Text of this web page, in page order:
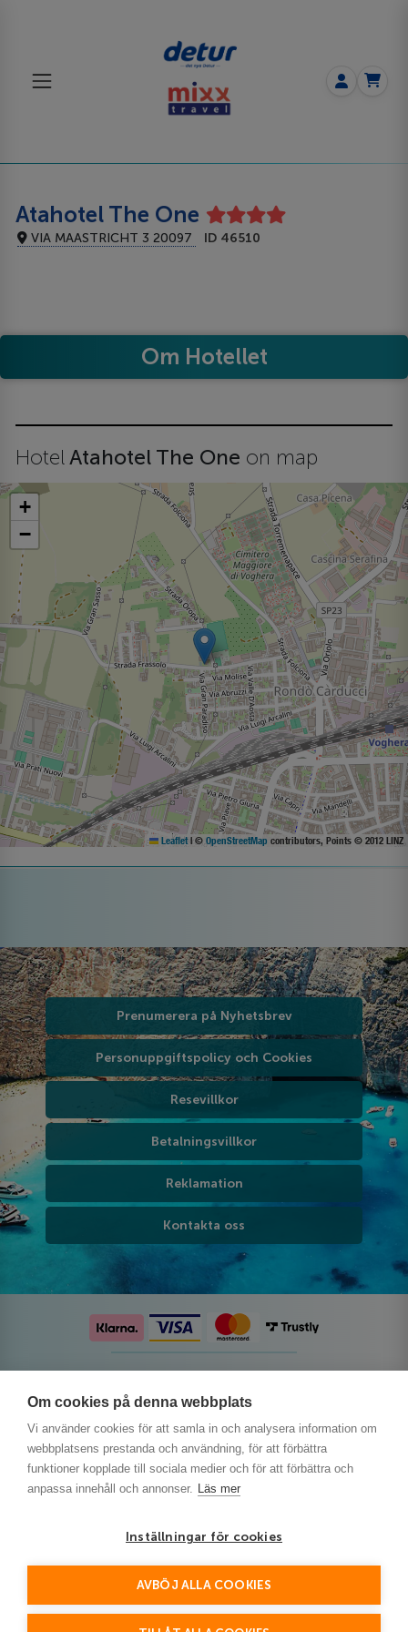
Om cookies på denna webbplats
Vi använder cookies för att samla in och analysera information om
webbplatsens prestanda och användning, för att förbättra
funktioner kopplade till sociala medier och för att förbättra och
anpassa innehåll och annonser. Läs mer
Inställningar för cookies
AVBÖJ ALLA COOKIES
Atahotel The One
VIA MAASTRICHT 3 20097 ID 46510
Om Hotellet
HotelAtahotel The One on map
+
−
Leaflet | © OpenStreetMap contributors, Points © 2012 LINZ
Prenumerera på Nyhetsbrev
Personuppgiftspolicy och Cookies
Resevillkor
Betalningsvillkor
Reklamation
Kontakta oss
This site is protected by reCAPTCHA and the Google
andTerms of Service apply.